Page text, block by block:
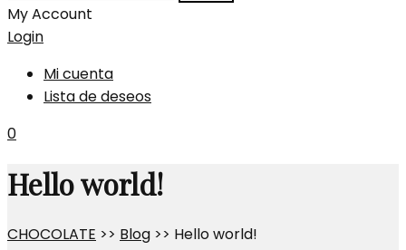
por:
My Account
Login
Mi cuenta
Lista de deseos
0
Hello world!
CHOCOLATE >> Blog >> Hello world!